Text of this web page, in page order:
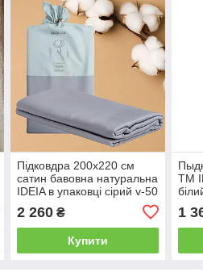
Підковдра 200x220 см
сатин бавовна натуральна
IDEIA в упаковці сірий v-50
2 260₴
Купити
ТМ
1